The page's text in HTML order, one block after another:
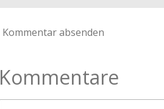
Kommentar absenden
Kommentare